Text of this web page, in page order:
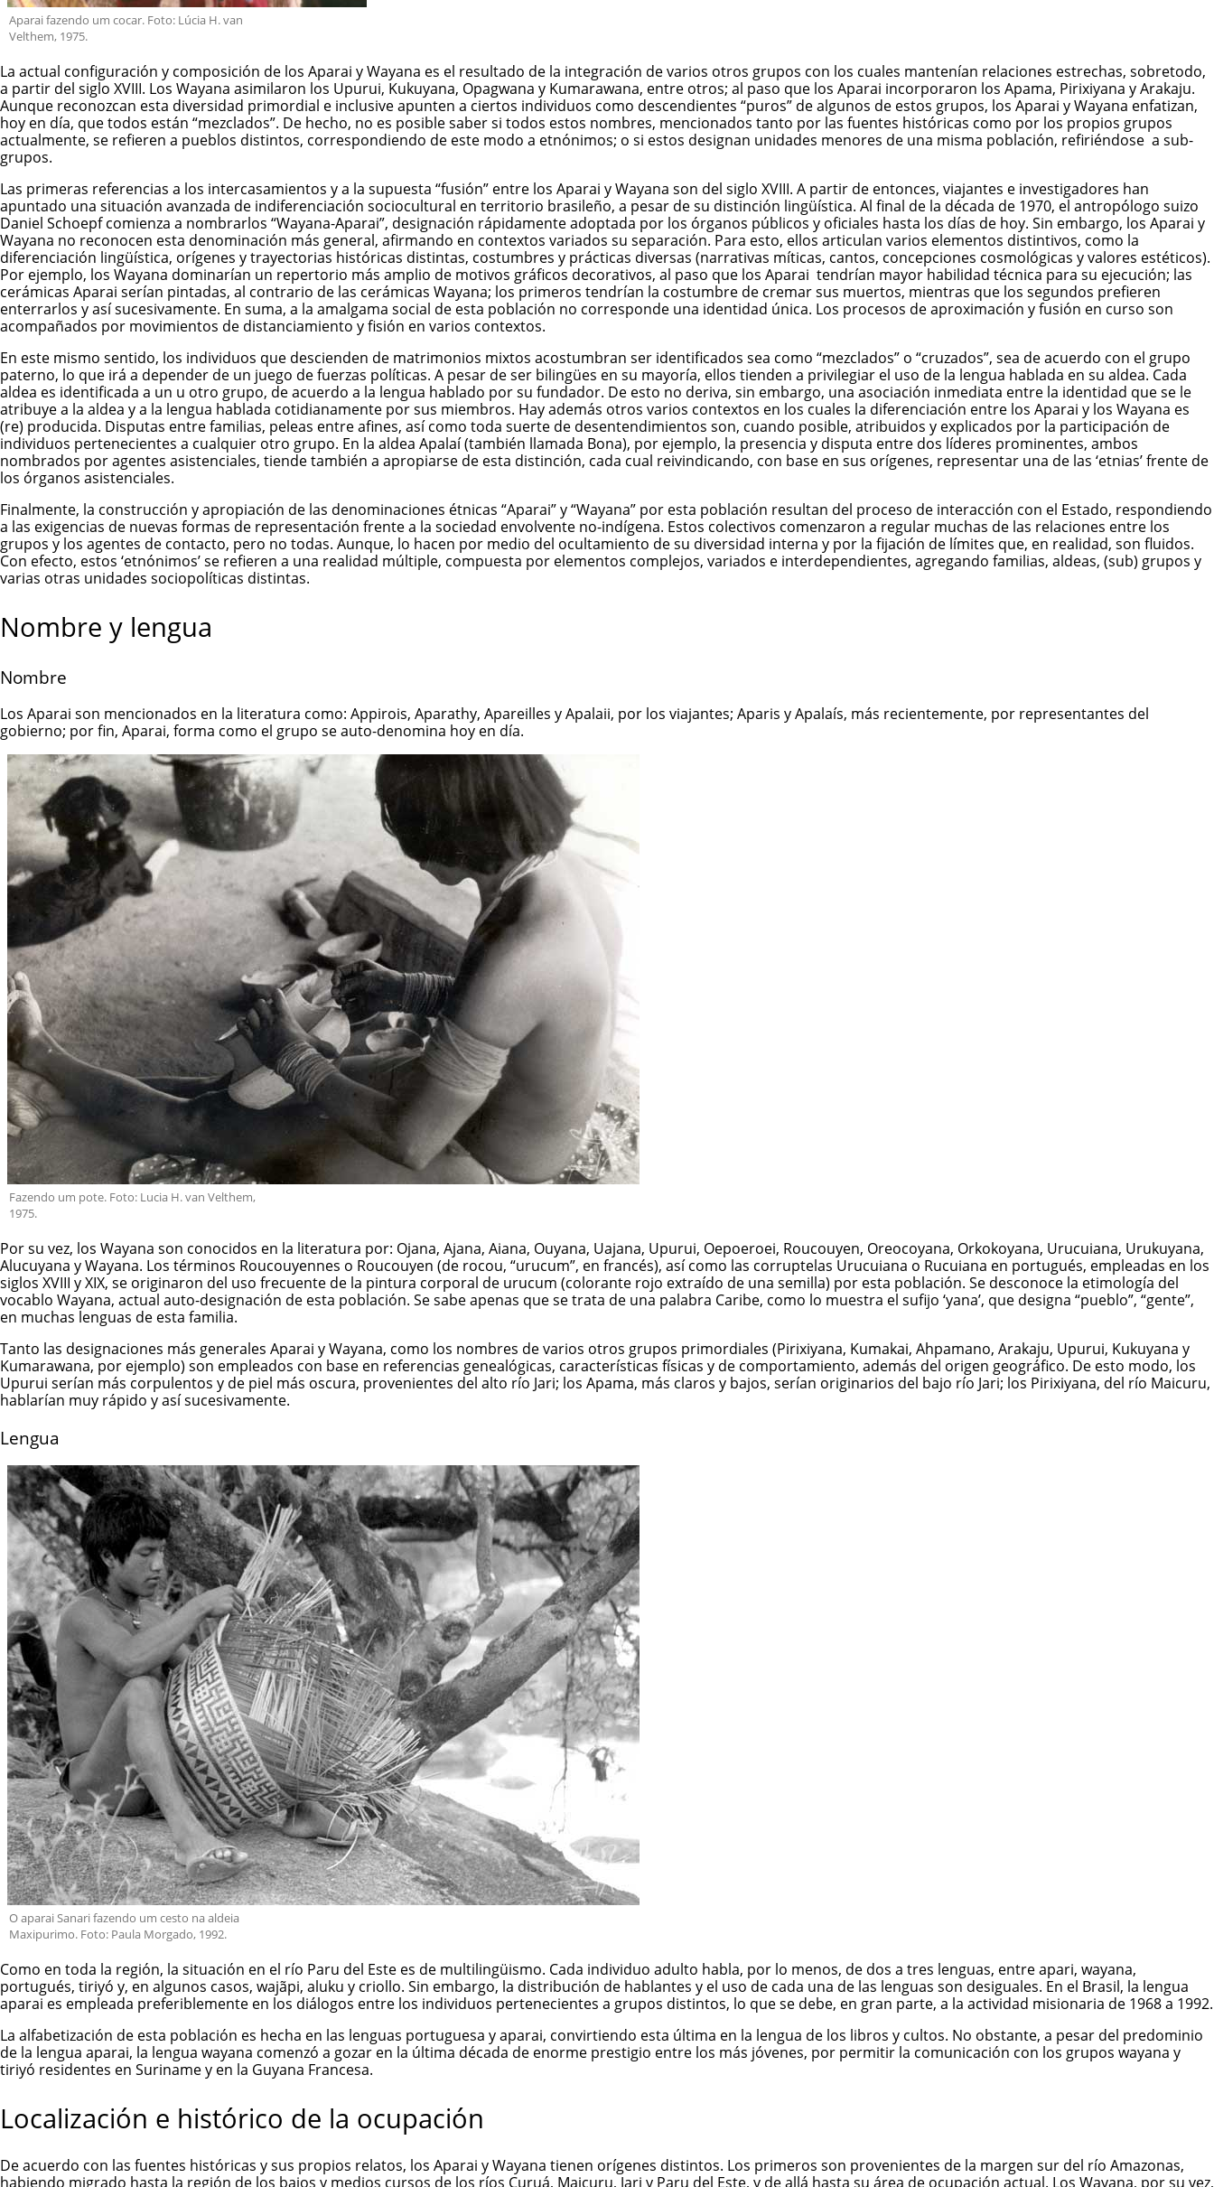
Aparai fazendo um cocar. Foto: Lúcia H. van
Velthem, 1975.
La actual configuración y composición de los Aparai yWayana es el resultado de la integración de varios otros grupos con los cuales mantenían relaciones estrechas, sobretodo,
a partir del siglo XVIII. Los Wayana asimilaron los Upurui, Kukuyana, Opagwana y Kumarawana, entre otros; al paso que los Aparai incorporaron los Apama, Pirixiyana y Arakaju.
Aunque reconozcan esta diversidad primordial e inclusive apunten a ciertos individuos como descendientes “puros” de algunos de estos grupos, los Aparai y Wayana enfatizan,
hoy en día, que todos están “mezclados”. De hecho, no es posible saber si todos estos nombres, mencionados tanto por las fuentes históricas como por los propios grupos
actualmente, se refieren a pueblos distintos, correspondiendo de este modo a etnónimos; o si estos designan unidades menores de una misma población, refiriéndose a sub-
grupos.
Las primeras referencias a los intercasamientos y a la supuesta “fusión” entre los Aparai y Wayana son del siglo XVIII. A partir de entonces, viajantes e investigadores han
apuntado una situación avanzada de indiferenciación sociocultural en territorio brasileño, a pesar de su distinción lingüística. Al final de la década de 1970, el antropólogo suizo
Daniel Schoepf comienza a nombrarlos “Wayana-Aparai”, designación rápidamente adoptada por los órganos públicos y oficiales hasta los días de hoy. Sin embargo, los Aparai y
Wayana no reconocen esta denominación más general, afirmando en contextos variados su separación. Para esto, ellos articulan varios elementos distintivos, como la
diferenciación lingüística, orígenes y trayectorias históricas distintas, costumbres y prácticas diversas (narrativas míticas, cantos, concepciones cosmológicas y valores estéticos).
Por ejemplo, los Wayana dominarían un repertorio más amplio de motivos gráficos decorativos, al paso que los Aparai tendrían mayor habilidad técnica para su ejecución; las
cerámicas Aparai serían pintadas, al contrario de las cerámicas Wayana; los primeros tendrían la costumbre de cremar sus muertos, mientras que los segundos prefieren
enterrarlos y así sucesivamente. En suma, a la amalgama social de esta población no corresponde una identidad única. Los procesos de aproximación y fusión en curso son
acompañados por movimientos de distanciamiento y fisión en varios contextos.
En este mismo sentido, los individuos que descienden de matrimonios mixtos acostumbran ser identificados sea como “mezclados” o “cruzados”, sea de acuerdo con el grupo
paterno, lo que irá a depender de un juego de fuerzas políticas. A pesar de ser bilingües en su mayoría, ellos tienden a privilegiar el uso de la lengua hablada en su aldea. Cada
aldea es identificada a un u otro grupo, de acuerdo a la lengua hablado por su fundador. De esto no deriva, sin embargo, una asociación inmediata entre la identidad que se le
atribuye a la aldea y a la lengua hablada cotidianamente por sus miembros. Hay además otros varios contextos en los cuales la diferenciación entre los Aparai y los Wayana es
(re) producida. Disputas entre familias, peleas entre afines, así como toda suerte de desentendimientos son, cuando posible, atribuidos y explicados por la participación de
individuos pertenecientes a cualquier otro grupo. En la aldea Apalaí (también llamada Bona), por ejemplo, la presencia y disputa entre dos líderes prominentes, ambos
nombrados por agentes asistenciales, tiende también a apropiarse de esta distinción, cada cual reivindicando, con base en sus orígenes, representar una de las ‘etnias’ frente de
los órganos asistenciales.
Finalmente, la construcción y apropiación de las denominaciones étnicas “Aparai” y “Wayana” por esta población resultan del proceso de interacción con el Estado, respondiendo
a las exigencias de nuevas formas de representación frente a la sociedad envolvente no-indígena. Estos colectivos comenzaron a regular muchas de las relaciones entre los
grupos y los agentes de contacto, pero no todas. Aunque, lo hacen por medio del ocultamiento de su diversidad interna y por la fijación de límites que, en realidad, son fluidos.
Con efecto, estos ‘etnónimos’ se refieren a una realidad múltiple, compuesta por elementos complejos, variados e interdependientes, agregando familias, aldeas, (sub) grupos y
varias otras unidades sociopolíticas distintas.
Nombre y lengua
Nombre
Los Aparai son mencionados en la literatura como: Appirois, Aparathy, Apareilles y Apalaii, por los viajantes; Aparis y Apalaís, más recientemente, por representantes del
gobierno; por fin, Aparai, forma como el grupo se auto-denomina hoy en día.
Fazendo um pote. Foto: Lucia H. van Velthem,
1975.
Por su vez, los Wayana son conocidos en la literatura por: Ojana, Ajana, Aiana, Ouyana, Uajana, Upurui, Oepoeroei, Roucouyen, Oreocoyana, Orkokoyana, Urucuiana, Urukuyana,
Alucuyana y Wayana. Los términos Roucouyennes o Roucouyen (de rocou, “urucum”, en francés), así como las corruptelas Urucuiana o Rucuiana en portugués, empleadas en los
siglos XVIII y XIX, se originaron del uso frecuente de la pintura corporal de urucum (colorante rojo extraído de una semilla) por esta población. Se desconoce la etimología del
vocablo Wayana, actual auto-designación de esta población. Se sabe apenas que se trata de una palabra Caribe, como lo muestra el sufijo ‘yana’, que designa “pueblo”, “gente”,
en muchas lenguas de esta familia.
Tanto las designaciones más generales Aparai y Wayana, como los nombres de varios otros grupos primordiales (Pirixiyana, Kumakai, Ahpamano, Arakaju, Upurui, Kukuyana y
Kumarawana, por ejemplo) son empleados con base en referencias genealógicas, características físicas y de comportamiento, además del origen geográfico. De esto modo, los
Upurui serían más corpulentos y de piel más oscura, provenientes del alto río Jari; los Apama, más claros y bajos, serían originarios del bajo río Jari; los Pirixiyana, del río Maicuru,
hablarían muy rápido y así sucesivamente.
Lengua
O aparai Sanari fazendo um cesto na aldeia
Maxipurimo. Foto: Paula Morgado, 1992.
Como en toda la región, la situación en el río Paru del Este es de multilingüismo. Cada individuo adulto habla, por lo menos, de dos a tres lenguas, entre apari, wayana,
portugués, tiriyó y, en algunos casos, wajãpi, aluku y criollo. Sin embargo, la distribución de hablantes y el uso de cada una de las lenguas son desiguales. En el Brasil, la lengua
aparai es empleada preferiblemente en los diálogos entre los individuos pertenecientes a grupos distintos, lo que se debe, en gran parte, a la actividad misionaria de 1968 a 1992.
La alfabetización de esta población es hecha en las lenguas portuguesa y aparai, convirtiendo esta última en la lengua de los libros y cultos. No obstante, a pesar del predominio
de la lengua aparai, la lengua wayana comenzó a gozar en la última década de enorme prestigio entre los más jóvenes, por permitir la comunicación con los grupos wayana y
tiriyó residentes en Suriname y en la Guyana Francesa.
Localización e histórico de la ocupación
De acuerdo con las fuentes históricas y sus propios relatos, los Aparai yWayana tienen orígenes distintos. Los primeros son provenientes de la margen sur del río Amazonas,
habiendo migrado hasta la región de los bajos y medios cursos de los ríos Curuá, Maicuru, Jari y Paru del Este, y de allá hasta su área de ocupación actual. Los Wayana, por su vez,